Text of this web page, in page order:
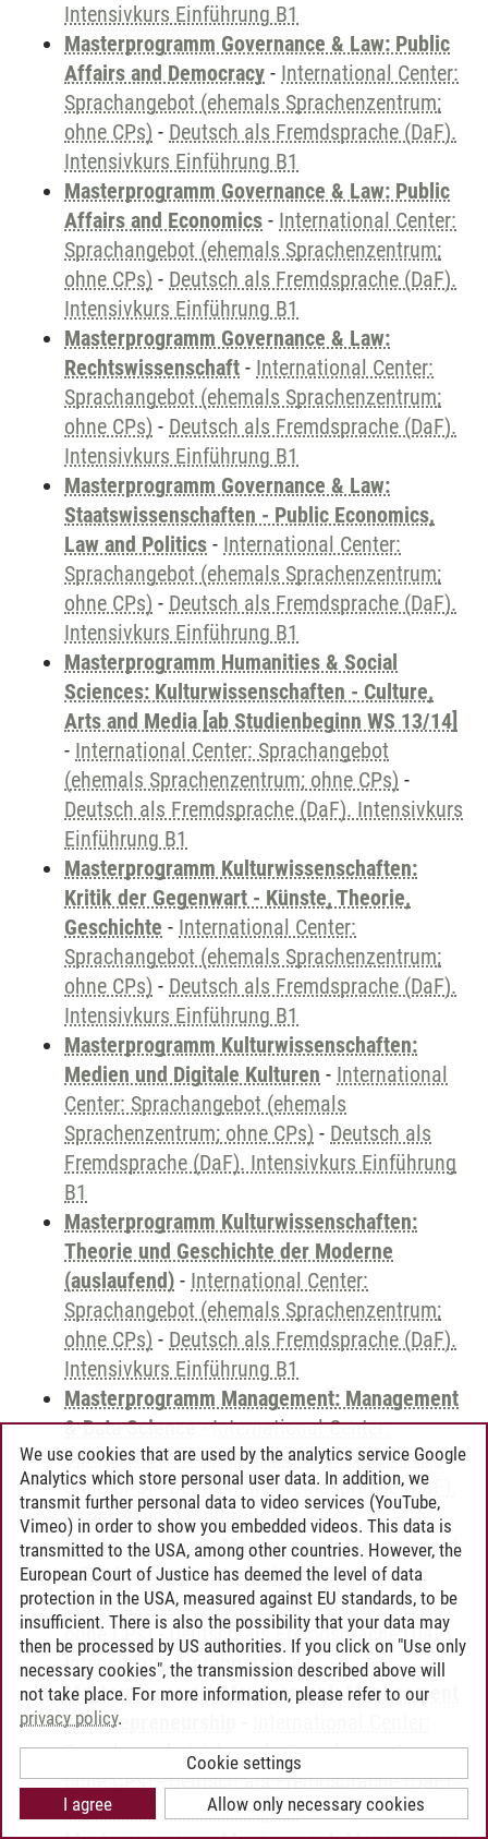
Intensivkurs Einführung B1
Masterprogramm Governance & Law: Public
Affairs and Democracy - International Center:
Sprachangebot (ehemals Sprachenzentrum;
ohne CPs) - Deutsch als Fremdsprache (DaF).
Intensivkurs Einführung B1
Masterprogramm Governance & Law: Public
Affairs and Economics - International Center:
Sprachangebot (ehemals Sprachenzentrum;
ohne CPs) - Deutsch als Fremdsprache (DaF).
Intensivkurs Einführung B1
Masterprogramm Governance & Law:
Rechtswissenschaft - International Center:
Sprachangebot (ehemals Sprachenzentrum;
ohne CPs) - Deutsch als Fremdsprache (DaF).
Intensivkurs Einführung B1
Masterprogramm Governance & Law:
Staatswissenschaften - Public Economics,
Law and Politics - International Center:
Sprachangebot (ehemals Sprachenzentrum;
ohne CPs) - Deutsch als Fremdsprache (DaF).
Intensivkurs Einführung B1
Masterprogramm Humanities & Social
Sciences: Kulturwissenschaften - Culture,
Arts and Media [ab Studienbeginn WS 13/14]
- International Center: Sprachangebot
(ehemals Sprachenzentrum; ohne CPs) -
Deutsch als Fremdsprache (DaF). Intensivkurs
Einführung B1
Masterprogramm Kulturwissenschaften:
Kritik der Gegenwart - Künste, Theorie,
Geschichte - International Center:
Sprachangebot (ehemals Sprachenzentrum;
ohne CPs) - Deutsch als Fremdsprache (DaF).
Intensivkurs Einführung B1
Masterprogramm Kulturwissenschaften:
Medien und Digitale Kulturen - International
Center: Sprachangebot (ehemals
Sprachenzentrum; ohne CPs) - Deutsch als
Fremdsprache (DaF). Intensivkurs Einführung
B1
Masterprogramm Kulturwissenschaften:
Theorie und Geschichte der Moderne
(auslaufend) - International Center:
Sprachangebot (ehemals Sprachenzentrum;
ohne CPs) - Deutsch als Fremdsprache (DaF).
Intensivkurs Einführung B1
Masterprogramm Management: Management
& Data Science-International Center:
Sprachangebot (ehemals Sprachenzentrum;
ohne CPs)-Deutsch als Fremdsprache (DaF).
Intensivkurs Einführung B1
Masterprogramm Management: Management
& Engineering-International Center:
Sprachangebot (ehemals Sprachenzentrum;
ohne CPs)- Deutsch als Fremdsprache (DaF).
Intensivkurs Einführung B1
Masterprogramm Management: Management
& Entrepreneurship
Sprachangebot (ehemals Sprachenzentrum;
ohne CPs)-Deutsch als Fremdsprache (DaF).
Intensivkurs Einführung B1
We use cookies that are used by the analytics service Google
Analytics which store personal user data. In addition, we
transmit further personal data to video services (YouTube,
Vimeo) in order to show you embedded videos. This data is
transmitted to the USA, among other countries. However, the
European Court of Justice has deemed the level of data
protection in the USA, measured against EU standards, to be
insufficient. There is also the possibility that your data may
then be processed by US authorities. If you click on "Use only
necessary cookies", the transmission described above will
not take place. For more information, please refer to our
privacy policy.
Cookie settings
Allow only necessary cookies
I agree